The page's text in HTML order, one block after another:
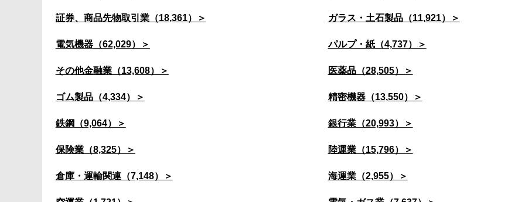
証券、商品先物取引業（18,361）＞ ガラス・土石製品（11,921）＞
電気機器（62,029）＞ パルプ・紙（4,737）＞
その他金融業（13,608）＞ 医薬品（28,505）＞
ゴム製品（4,334）＞ 精密機器（13,550）＞
鉄鋼（9,064）＞ 銀行業（20,993）＞
保険業（8,325）＞ 陸運業（15,796）＞
倉庫・運輸関連（7,148）＞ 海運業（2,955）＞